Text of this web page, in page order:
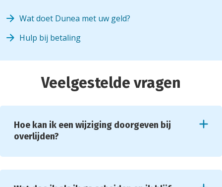
Wat doet Dunea met uw geld?
Hulp bij betaling
Veelgestelde vragen
Hoe kan ik een wijziging doorgeven bij
overlijden?